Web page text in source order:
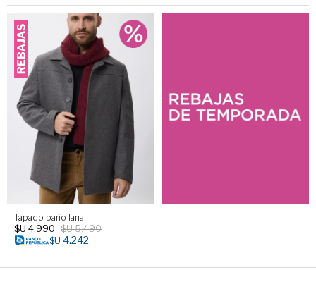
Tapado paño lana
$U 4.990 $U5.490
$U 4.242